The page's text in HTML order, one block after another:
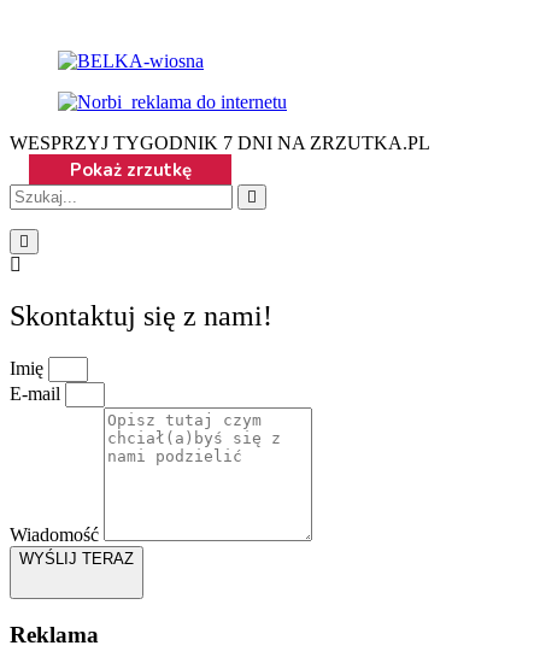
WESPRZYJ TYGODNIK 7 DNI NA ZRZUTKA.PL
Skontaktuj się z nami!
Imię
E-mail
Wiadomość
WYŚLIJ TERAZ
Reklama